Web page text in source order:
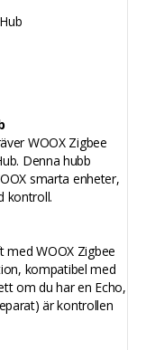
WOOX Zigbee
Denna hubb
smarta enheter,
kontroll.
med WOOX Zigbee
kompatibel med
om du har en Echo,
är kontrollen